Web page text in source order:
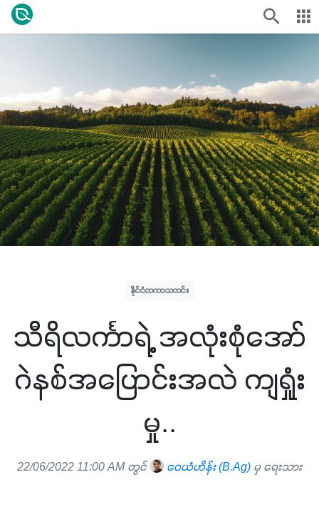
နိုင်ငံတကာသတင်း
သီရိလင်္ကာရဲ့ အလုံးစုံအော်
ဂဲနစ်အပြောင်းအလဲ ကျရှုံး
မှု..
22/06/2022 11:00 AM တွင် ဝေယံဟိန်း (B.Ag) မှ ရေးသား